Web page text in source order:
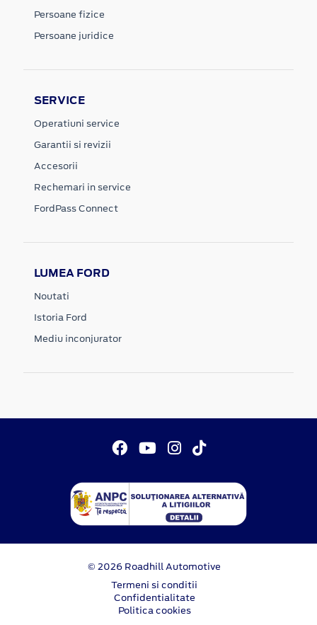
Persoane fizice
Persoane juridice
SERVICE
Operatiuni service
Garantii si revizii
Accesorii
Rechemari in service
FordPass Connect
LUMEA FORD
Noutati
Istoria Ford
Mediu inconjurator
© 2026 Roadhill Automotive
Termeni si conditii
Confidentialitate
Politica cookies